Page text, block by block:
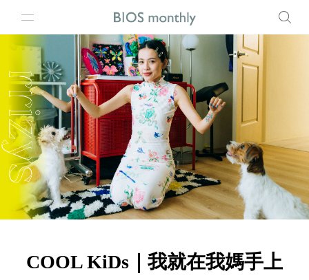
COOL KiDs｜我就在我媽手上